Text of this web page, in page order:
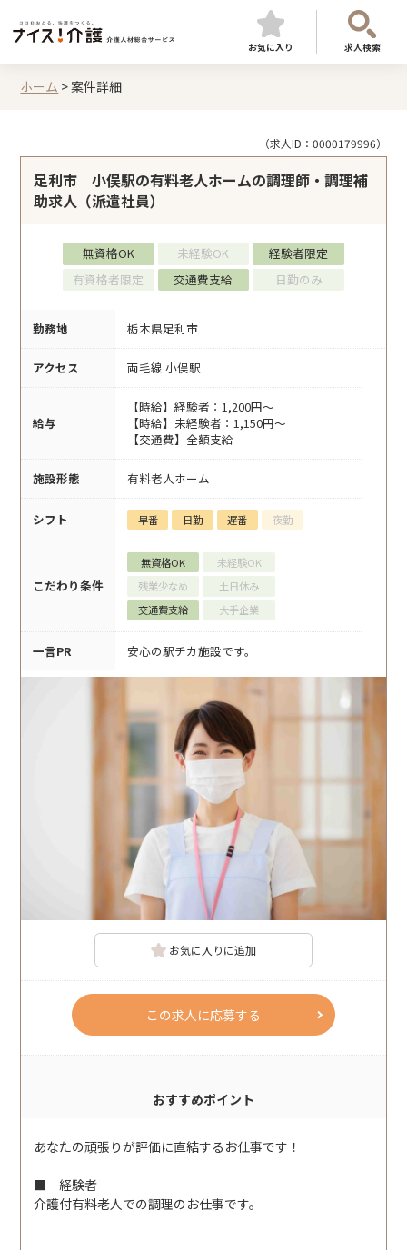
お気に入り 求人検索
ホーム >案件詳細
（求人ID：0000179996）
足利市｜小俣駅の有料老人ホームの調理師・調理補
助求人（派遣社員）
無資格OK 未経験OK
経験者限定
有資格者限定
交通費支給 日勤のみ
勤務地 栃木県足利市
アクセス 両毛線 小俣駅
給与
【時給】経験者：1,200円～
【時給】未経験者：1,150円～
【交通費】全額支給
施設形態 有料老人ホーム
シフト 早番 日勤 遅番 夜勤
こだわり条件
無資格OK
未経験OK
残業少なめ
土日休み
交通費支給
大手企業
一言PR 安心の駅チカ施設です。
お気に入りに追加
この求人に応募する
おすすめポイント
あなたの頑張りが評価に直結するお仕事です！
■ 経験者
介護付有料老人での調理のお仕事です。